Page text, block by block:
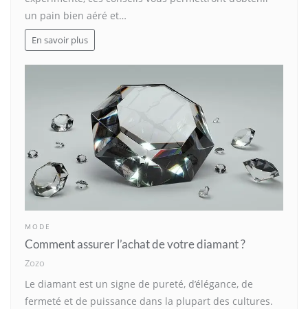
un pain bien aéré et…
En savoir plus
MODE
Comment assurer l’achat de votre diamant ?
Zozo
Le diamant est un signe de pureté, d’élégance, de
fermeté et de puissance dans la plupart des cultures.